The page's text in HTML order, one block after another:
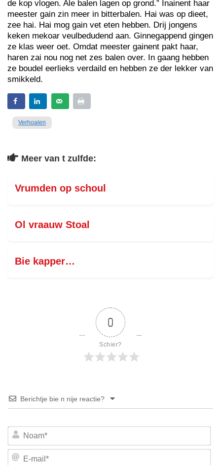
de kop vlogen. Ale balen lagen op grond.” Inainent haar
meester gain zin meer in bitterbalen. Hai was op dieet,
zee hai. Hai mog gain vet eten hebben. Drij jongens
keken mekoar veulbedudend aan. Ginnegappend gingen
ze klas weer oet. Omdat meester gainent pakt haar,
haren zai nou nog net zes balen over. In gaang hebben
ze boudel eerlieks verdaild en hebben ze der lekker van
smikkeld.
Verhoalen
Meer van t zulfde:
Vrumden op schoul
Ol vraauw Stoal
Bie kapper…
0
Schier?
Berichtje bie n nije reactie?
E-